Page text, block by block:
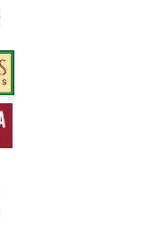
2026